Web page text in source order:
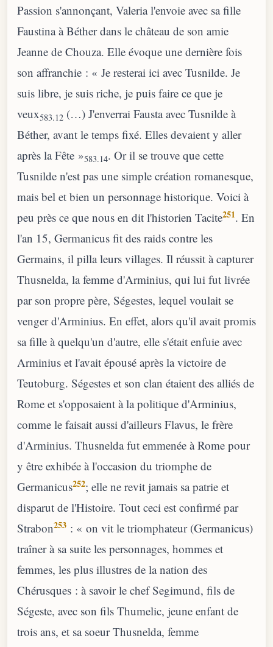
Passion s'annonçant, Valeria l'envoie avec sa fille
Faustina à Béther dans le château de son amie
Jeanne de Chouza. Elle évoque une dernière fois
son affranchie : « Je resterai ici avec Tusnilde. Je
suis libre, je suis riche, je puis faire ce que je
veux583.12 (…) J'enverrai Fausta avec Tusnilde à
Béther, avant le temps fixé. Elles devaient y aller
après la Fête »583.14. Or il se trouve que cette
Tusnilde n'est pas une simple création romanesque,
mais bel et bien un personnage historique. Voici à
peu près ce que nous en dit l'historien Tacite251. En
l'an 15, Germanicus fit des raids contre les
Germains, il pilla leurs villages. Il réussit à capturer
Thusnelda, la femme d'Arminius, qui lui fut livrée
par son propre père, Ségestes, lequel voulait se
venger d'Arminius. En effet, alors qu'il avait promis
sa fille à quelqu'un d'autre, elle s'était enfuie avec
Arminius et l'avait épousé après la victoire de
Teutoburg. Ségestes et son clan étaient des alliés de
Rome et s'opposaient à la politique d'Arminius,
comme le faisait aussi d'ailleurs Flavus, le frère
d'Arminius. Thusnelda fut emmenée à Rome pour
y être exhibée à l'occasion du triomphe de
Germanicus252; elle ne revit jamais sa patrie et
disparut de l'Histoire. Tout ceci est confirmé par
Strabon253 : « on vit le triomphateur (Germanicus)
traîner à sa suite les personnages, hommes et
femmes, les plus illustres de la nation des
Chérusques : à savoir le chef Segimund, fils de
Ségeste, avec son fils Thumelic, jeune enfant de
trois ans, et sa soeur Thusnelda, femme